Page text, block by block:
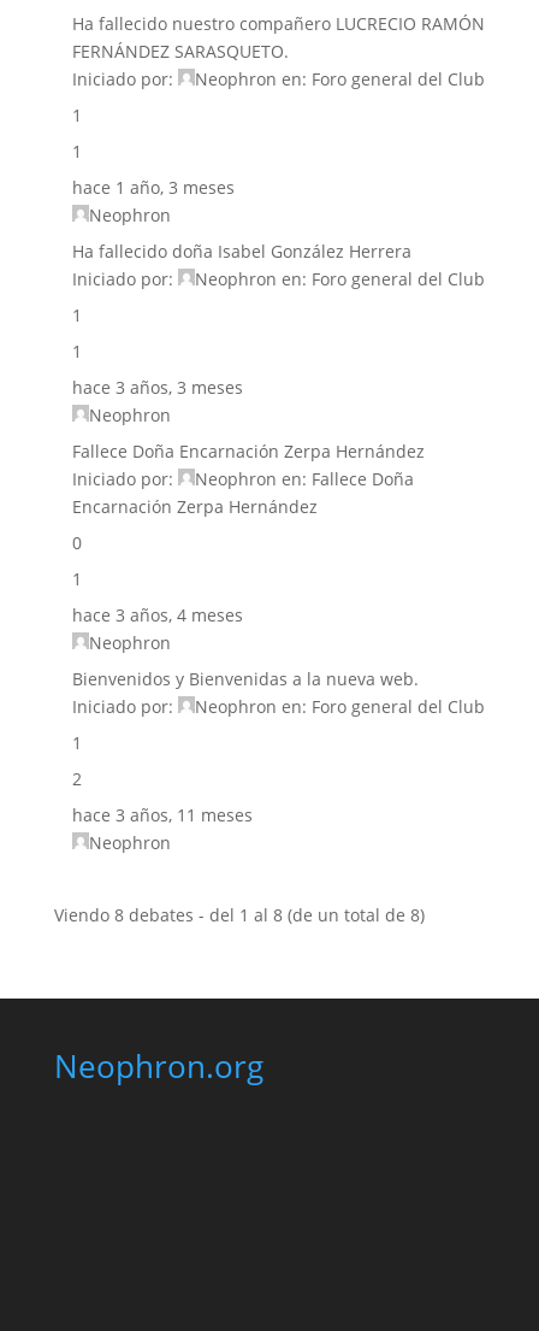
Ha fallecido nuestro compañero LUCRECIO RAMÓN
FERNÁNDEZ SARASQUETO.
Iniciado por:
Neophron en: Foro general del Club
1
1
hace 1 año, 3 meses
Neophron
Ha fallecido doña Isabel González Herrera
Iniciado por:
Neophron en: Foro general del Club
1
1
hace 3 años, 3 meses
Neophron
Fallece Doña Encarnación Zerpa Hernández
Iniciado por:
Neophron en: Fallece Doña
Encarnación Zerpa Hernández
0
1
hace 3 años, 4 meses
Neophron
Bienvenidos y Bienvenidas a la nueva web.
Iniciado por:
Neophron en: Foro general del Club
1
2
hace 3 años, 11 meses
Neophron
Viendo 8 debates - del 1 al 8 (de un total de 8)
Neophron.org